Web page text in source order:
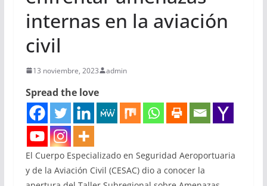
internas en la aviación
civil
13 noviembre, 2023 admin
Spread the love
El Cuerpo Especializado en Seguridad Aeroportuaria
y de la Aviación Civil (CESAC) dio a conocer la